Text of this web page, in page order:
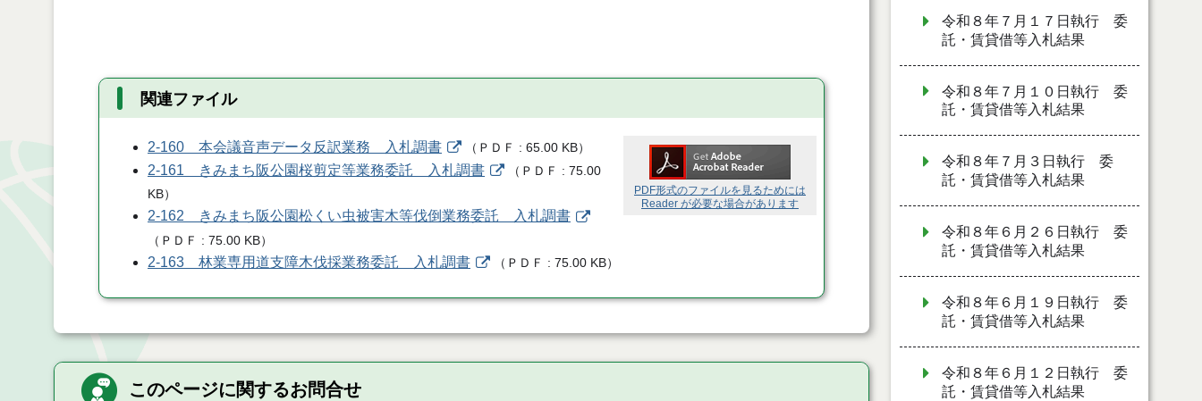
関連ファイル
PDF形式のファイルを見るためには
Reader が必要な場合があります
2-160 本会議音声データ反訳業務 入札調書 （ ＰＤＦ 65.00 KB）
2-161 きみまち阪公園桜剪定等業務委託 入札調書 （ ＰＤＦ
75.00
KB）
2-162 きみまち阪公園松くい虫被害木等伐倒業務委託 入札調書
（ ＰＤＦ 75.00 KB）
2-163 林業専用道支障木伐採業務委託 入札調書 （ ＰＤＦ 75.00 KB）
このページに関するお問合せ
令和８年７月１７日執行 委
託・賃貸借等入札結果
令和８年７月１０日執行 委
託・賃貸借等入札結果
令和８年７月３日執行 委
託・賃貸借等入札結果
令和８年６月２６日執行 委
託・賃貸借等入札結果
令和８年６月１９日執行 委
託・賃貸借等入札結果
令和８年６月１２日執行 委
託・賃貸借等入札結果